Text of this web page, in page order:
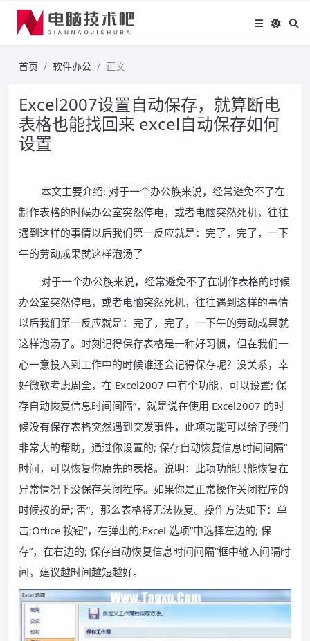
首页 软件办公 正文
Excel2007设置自动保存，就算断电
表格也能找回来 excel自动保存如何
设置
本文主要介绍: 对于一个办公族来说，经常避免不了在
制作表格的时候办公室突然停电，或者电脑突然死机，往往
遇到这样的事情以后我们第一反应就是：完了，完了，一下
午的劳动成果就这样泡汤了
对于一个办公族来说，经常避免不了在制作表格的时候
办公室突然停电，或者电脑突然死机，往往遇到这样的事情
以后我们第一反应就是：完了，完了，一下午的劳动成果就
这样泡汤了。时刻记得保存表格是一种好习惯，但在我们一
心一意投入到工作中的时候谁还会记得保存呢？没关系，幸
好微软考虑周全，在 Excel2007 中有个功能，可以设置; 保
存自动恢复信息时间间隔”，就是说在使用 Excel2007 的时
候没有保存表格突然遇到突发事件，此项功能可以给予我们
非常大的帮助，通过你设置的; 保存自动恢复信息时间间隔”
时间，可以恢复你原先的表格。说明：此项功能只能恢复在
异常情况下没保存关闭程序。如果你是正常操作关闭程序的
时候按的是; 否”，那么表格将无法恢复。操作方法如下：单
击;Office 按钮”，在弹出的;Excel 选项”中选择左边的; 保
存”，在右边的; 保存自动恢复信息时间间隔”框中输入间隔时
间，建议越时间越短越好。